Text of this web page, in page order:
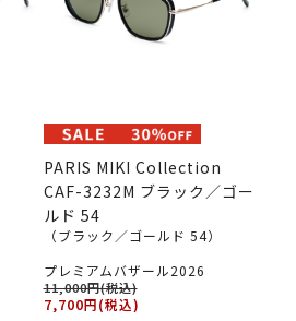
PARIS MIKI Collection
CAF-3232M ブラック／ゴー
ルド 54
（ブラック／ゴールド 54）
プレミアムバザール2026
11,000円(税込)
7,700円(税込)